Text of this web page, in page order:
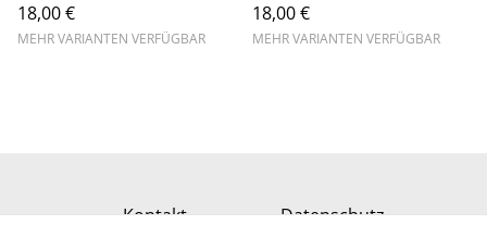
18,00 €
MEHR VARIANTEN VERFÜGBAR
18,00 €
MEHR VARIANTEN VERFÜGBAR
Kontakt Datenschutz